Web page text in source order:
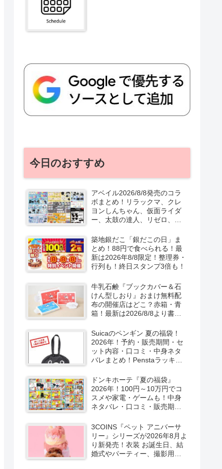
今日のおすすめ
アベイル2026/8/8発売のコラ
ボまとめ！リラックマ、クレ
ヨンしんちゃん、仮面ライダ
ー、太鼓の達人、リゼロ、テ
口コミ、入荷数、行列、売り
切れ、整理券は？
築地銀だこ「銀だこの日」ま
とめ！88円で食べられる！最
新は2026年8/8限定！整理券・
行列も！終日スタンプ3倍も！
牛乳石鹸『ブックカバー＆石
けん型しおり』おまけ無料配
布の開催店はどこ？赤箱・青
箱！最新は2026/8/8より書店
Suicaのペンギン 夏の福袋！
2026年！予約・販売期間・セ
ット内容・口コミ・中身ネタ
バレまとめ！Penstaラッキー
2026/8/8より新発売！
ドンキホーテ『夏の福袋』
2026年！100円～10万円でコ
スメや家電・ゲームも！中身
ネタバレ・口コミ・販売期
3COINS『ペット アニバーサ
リー』シリーズが2026年8月よ
り新発売！衣装 お誕生日、結
婚式やパーティー、撮影用グ